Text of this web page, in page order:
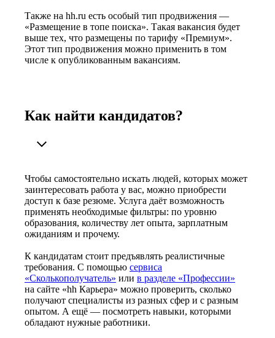
Также на hh.ru есть особый тип продвижения —
«Размещение в топе поиска». Такая вакансия будет
выше тех, что размещены по тарифу «Премиум».
Этот тип продвижения можно применить в том
числе к опубликованным вакансиям.
Как найти кандидатов?
Чтобы самостоятельно искать людей, которых может
заинтересовать работа у вас, можно приобрести
доступ к базе резюме. Услуга даёт возможность
применять необходимые фильтры: по уровню
образования, количеству лет опыта, зарплатным
ожиданиям и прочему.
К кандидатам стоит предъявлять реалистичные
требования. С помощью сервиса
«Сколькополучатель» или в разделе «Профессии»
на сайте «hh Карьера» можно проверить, сколько
получают специалисты из разных сфер и с разным
опытом. А ещё — посмотреть навыки, которыми
обладают нужные работники.